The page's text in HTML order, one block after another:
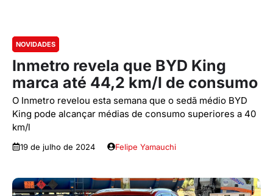
NOVIDADES
Inmetro revela que BYD King
marca até 44,2 km/l de consumo
O Inmetro revelou esta semana que o sedã médio BYD
King pode alcançar médias de consumo superiores a 40
km/l
19 de julho de 2024 Felipe Yamauchi